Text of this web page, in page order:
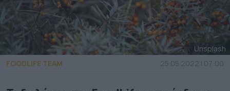
Unsplash
FOODLIFE TEAM
25.05.2022 | 07:00